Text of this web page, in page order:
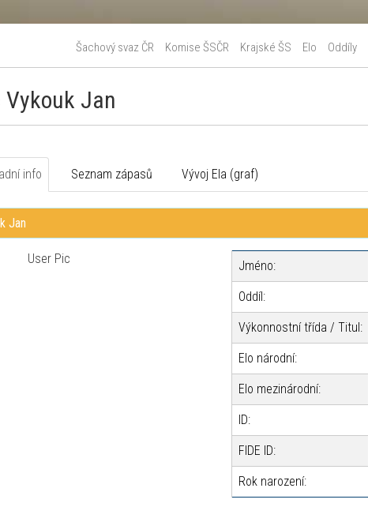
Šachový svaz ČR Komise ŠSČR Krajské ŠS Elo Oddíly
Vykouk Jan
info Seznam zápasů Vývoj Ela (graf)
Jan
Jméno:
Oddíl:
Výkonnostní třída / Titul:
Elo národní:
Elo mezinárodní:
ID:
FIDE ID:
Rok narození: